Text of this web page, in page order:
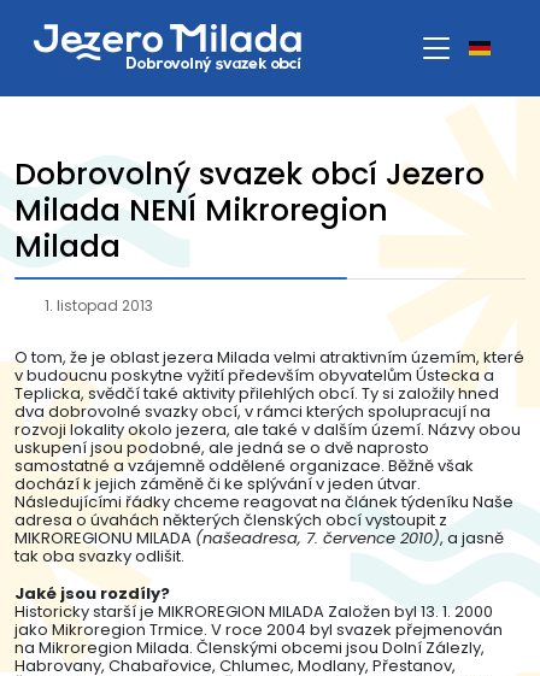
Dobrovolný svazek obcí Jezero
Milada NENÍ Mikroregion
Milada
1. listopad 2013
O tom, že je oblast jezera Milada velmi atraktivním územím, které
v budoucnu poskytne vyžití především obyvatelům Ústecka a
Teplicka, svědčí také aktivity přilehlých obcí. Ty si založily hned
dva dobrovolné svazky obcí, v rámci kterých spolupracují na
rozvoji lokality okolo jezera, ale také v dalším území. Názvy obou
uskupení jsou podobné, ale jedná se o dvě naprosto
samostatné a vzájemně oddělené organizace. Běžně však
dochází k jejich záměně či ke splývání v jeden útvar.
Následujícími řádky chceme reagovat na článek týdeníku Naše
adresa o úvahách některých členských obcí vystoupit z
MIKROREGIONU MILADA (našeadresa, 7. července 2010), a jasně
tak oba svazky odlišit.
Jaké jsou rozdíly?
Historicky starší je MIKROREGION MILADA Založen byl 13. 1. 2000
jako Mikroregion Trmice. V roce 2004 byl svazek přejmenován
na Mikroregion Milada. Členskými obcemi jsou Dolní Zálezly,
Habrovany, Chabařovice, Chlumec, Modlany, Přestanov,